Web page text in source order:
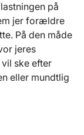
på
jer forældre
På den måde
jeres
ske efter
eller mundtlig